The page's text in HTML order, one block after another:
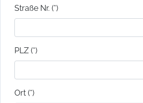
Straße Nr. (*)
PLZ (*)
Ort (*)